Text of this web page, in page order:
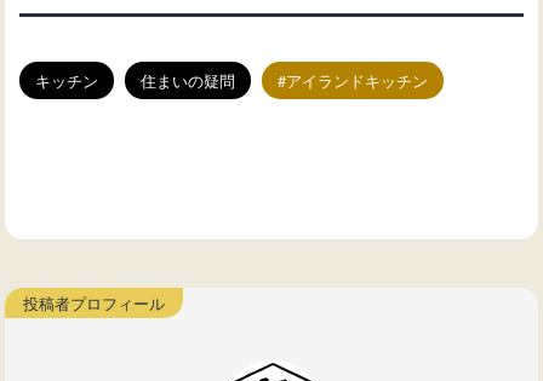
キッチン 住まいの疑問 アイランドキッチン